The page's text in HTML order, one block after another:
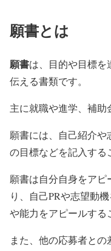
願書とは
願書は、目的や目標を
伝える書類です。
主に就職や進学、補助
願書には、自己紹介
の目標などを記入する
願書は自分自身をア
り、自己PRや志望動
や能力をアピールする
また、他の応募者との